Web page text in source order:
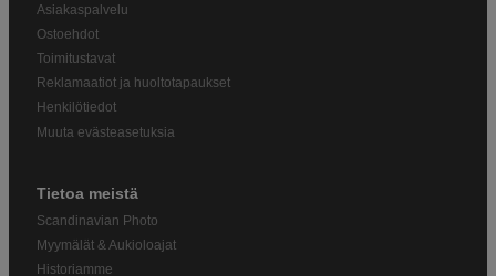
Asiakaspalvelu
Ostoehdot
Toimitustavat
Reklamaatiot ja huoltotapaukset
Henkilötiedot
Muuta evästeasetuksia
Tietoa meistä
Scandinavian Photo
Myymälät & Aukioloajat
Historiamme